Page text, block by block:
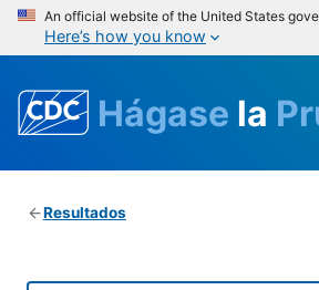
An official website of the United States
Here’s how you know
Hágase la
Resultados